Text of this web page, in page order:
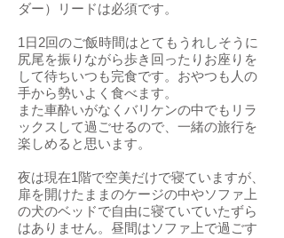
ダー）リードは必須です。
1日2回のご飯時間はとてもうれしそうに
尻尾を振りながら歩き回ったりお座りを
して待ちいつも完食です。おやつも人の
手から勢いよく食べます。
また車酔いがなくバリケンの中でもリラ
ックスして過ごせるので、一緒の旅行を
楽しめると思います。
夜は現在1階で空美だけで寝ていますが、
扉を開けたままのケージの中やソファ上
の犬のベッドで自由に寝ていていたずら
はありません。昼間はソファ上で過ごす